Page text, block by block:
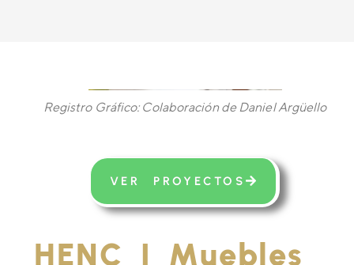
HENC | Muebles
Registro Gráfico: Colaboración de Daniel Argüello
VER PROYECTOS